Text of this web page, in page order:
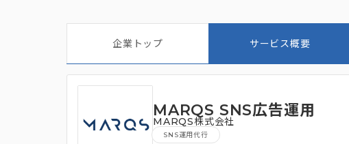
企業トップ サービス概要
MARQS SNS広告運用
MARQS株式会社
SNS運用代行